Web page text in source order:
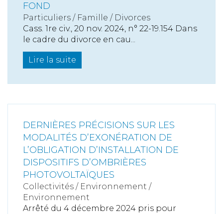
FOND
Particuliers / Famille / Divorces
Cass. 1re civ., 20 nov. 2024, n° 22-19.154 Dans
le cadre du divorce en cau...
Lire la suite
DERNIÈRES PRÉCISIONS SUR LES
MODALITÉS D’EXONÉRATION DE
L’OBLIGATION D’INSTALLATION DE
DISPOSITIFS D’OMBRIÈRES
PHOTOVOLTAÏQUES
Collectivités / Environnement /
Environnement
Arrêté du 4 décembre 2024 pris pour